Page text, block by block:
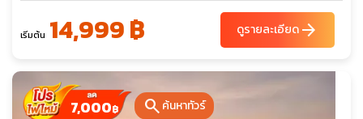
searchค้นหาทัวร์
เริ่มต้น 14,999 ฿ ดูรายละเอียดarrow_forward
7,000฿